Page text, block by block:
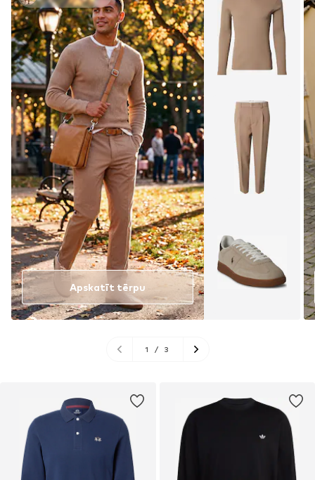
Apskatīt tērpu
1 / 3